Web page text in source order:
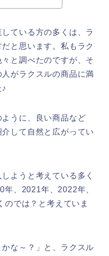
ている方の多くは、ラ
と思います。私もラク
と調べたのですが、そ
がラクスルの商品に満
うに、良い商品など
して自然と広がってい
ようと考えている多く
、2021年、2022年、
のでは？と考えていま
な～？」と、ラクスル